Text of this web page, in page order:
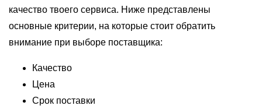
качество твоего сервиса. Ниже представлены
основные критерии, на которые стоит обратить
внимание при выборе поставщика:
Качество
Цена
Срок поставки